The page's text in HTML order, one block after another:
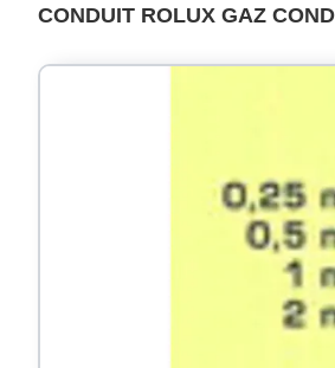
CONDUIT ROLUX GAZ